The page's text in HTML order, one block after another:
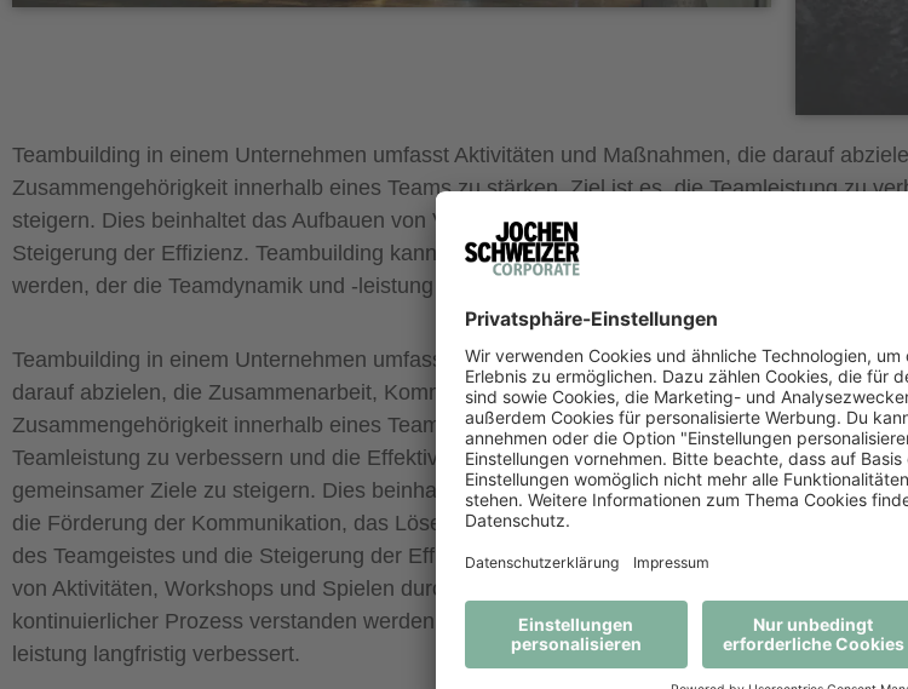
Teambuilding in einem Unternehmen umfasst Aktivitäten und Maßnahmen, die darauf
Zusammengehörigkeit innerhalb eines Teams zu stärken. Ziel ist es, die Teamleistung zu
steigern. Dies beinhaltet das Aufbauen von Vertrauen, die Förderung der Kommunikation,
Steigerung der Effizienz. Teambuilding kann in Form von Aktivitäten, Workshops und
werden, der die Teamdynamik und -leistung langfristig verbessert.
Teambuilding in einem Unternehmen umfasst Aktivitäten und Maßnahmen, die
darauf abzielen, die Zusammenarbeit, Kommunikation, das Vertrauen und die
Zusammengehörigkeit innerhalb eines Teams zu stärken. Ziel ist es, die
Teamleistung zu verbessern und die Effektivität bei der Erreichung
gemeinsamer Ziele zu steigern. Dies beinhaltet das Aufbauen von Vertrauen,
die Förderung der Kommunikation, das Lösen von Konflikten, die Stärkung
des Teamgeistes und die Steigerung der Effizienz. Teambuilding kann in Form
von Aktivitäten, Workshops und Spielen durchgeführt werden und sollte als
kontinuierlicher Prozess verstanden werden, der die Teamdynamik und -
leistung langfristig verbessert.